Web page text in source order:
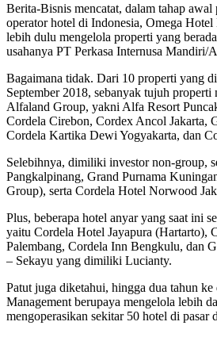
Berita-Bisnis mencatat, dalam tahap awal
operator hotel di Indonesia, Omega Hotel
lebih dulu mengelola properti yang
usahanya PT Perkasa Internusa Mandiri/
Bagaimana tidak. Dari 10 properti yang
September 2018, sebanyak tujuh properti
Alfaland Group, yakni Alfa Resort
Cordela Cirebon, Cordex Ancol Jakarta,
Cordela Kartika Dewi Yogyakarta, dan
Selebihnya, dimiliki investor non-group,
Pangkalpinang, Grand Purnama
Group), serta Cordela Hotel Norwood
Plus, beberapa hotel anyar yang saat ini
yaitu Cordela Hotel Jayapura (Hartarto),
Palembang, Cordela Inn Bengkulu, dan
– Sekayu yang dimiliki Lucianty.
Patut juga diketahui, hingga dua tahun
Management berupaya mengelola lebih
mengoperasikan sekitar 50 hotel di